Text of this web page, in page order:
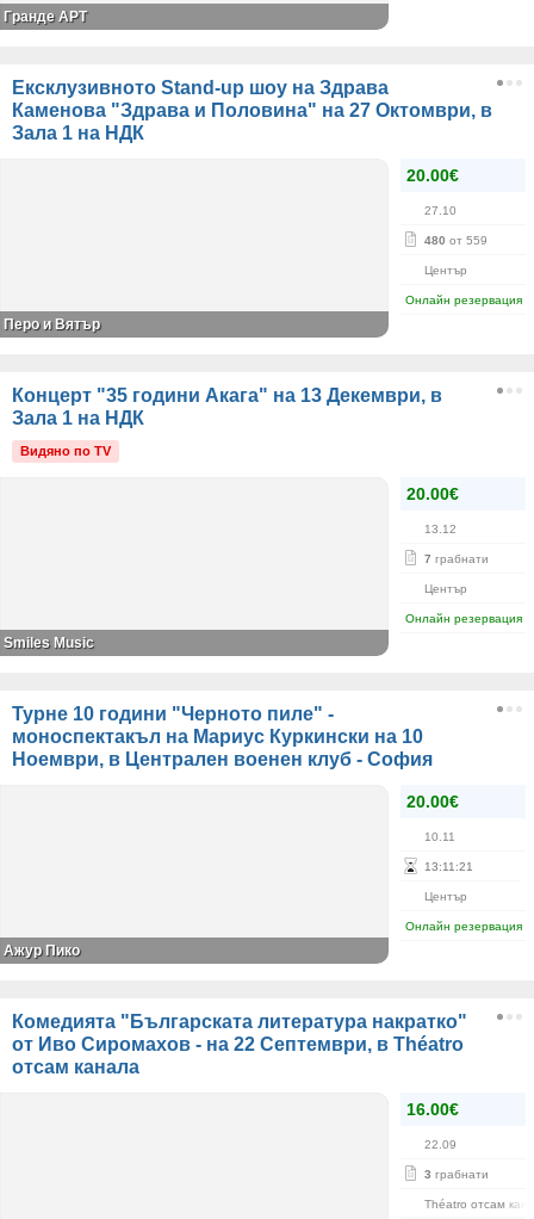
Гранде АРТ
Ексклузивното Stand-up шоу на Здрава
Каменова "Здрава и Половина" на 27 Октомври, в
Зала 1 на НДК
20.00€
27.10
480 от 559
Център
Онлайн резервация
Перо и Вятър
Концерт "35 години Акага" на 13 Декември, в
Зала 1 на НДК
Видяно по TV
20.00€
13.12
7 грабнати
Център
Онлайн резервация
Smiles Music
Турне 10 години "Черното пиле" -
моноспектакъл на Мариус Куркински на 10
Ноември, в Централен военен клуб - София
20.00€
10.11
13:11 :21
Център
Онлайн резервация
Ажур Пико
Комедията "Българската литература накратко"
от Иво Сиромахов - на 22 Септември, в Théatro
отсам канала
16.00€
22.09
3 грабнати
Théatro отсам